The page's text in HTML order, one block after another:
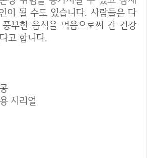
이 될 수도 있습니다. 사람들은 다
부한 음식을 먹음으로써 간 건강
고 합니다.
시리얼